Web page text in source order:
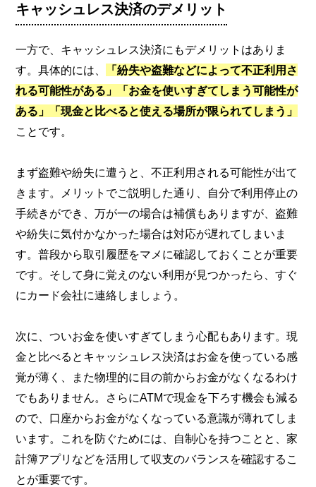
キャッシュレス決済のデメリット
一方で、キャッシュレス決済にもデメリットはありま
す。具体的には、
「紛失や盗難などによって不正利用さ
れる可能性がある」「お金を使いすぎてしまう可能性が
ある」「現金と比べると使える場所が限られてしまう」
ことです。
まず盗難や紛失に遭うと、不正利用される可能性が出て
きます。メリットでご説明した通り、自分で利用停止の
手続きができ、万が一の場合は補償もありますが、盗難
や紛失に気付かなかった場合は対応が遅れてしまいま
す。普段から取引履歴をマメに確認しておくことが重要
です。そして身に覚えのない利用が見つかったら、すぐ
にカード会社に連絡しましょう。
次に、ついお金を使いすぎてしまう心配もあります。現
金と比べるとキャッシュレス決済はお金を使っている感
覚が薄く、また物理的に目の前からお金がなくなるわけ
でもありません。さらにATMで現金を下ろす機会も減る
ので、口座からお金がなくなっている意識が薄れてしま
います。これを防ぐためには、自制心を持つことと、家
計簿アプリなどを活用して収支のバランスを確認するこ
とが重要です。